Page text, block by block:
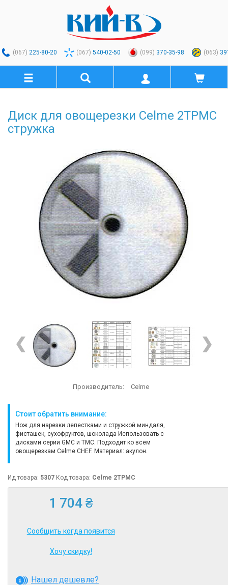
(067) 225-80-20 (067) 540-02-50 (099) 370-35-98 (063)
Диск для овощерезки Celme 2ТРМС
стружка
Производитель: Celme
Стоит обратить внимание:
Нож для нарезки лепестками и стружкой миндаля,
фисташек, сухофруктов, шоколада Использовать с
дисками серии GMC и TMC. Подходит ко всем
овощерезкам Celme CHEF. Материал: акулон.
Ид товара: 5307 Код товара: Celme 2ТРМС
1 704 ₴
Сообщить когда появится
Хочу скидку!
Нашел дешевле?